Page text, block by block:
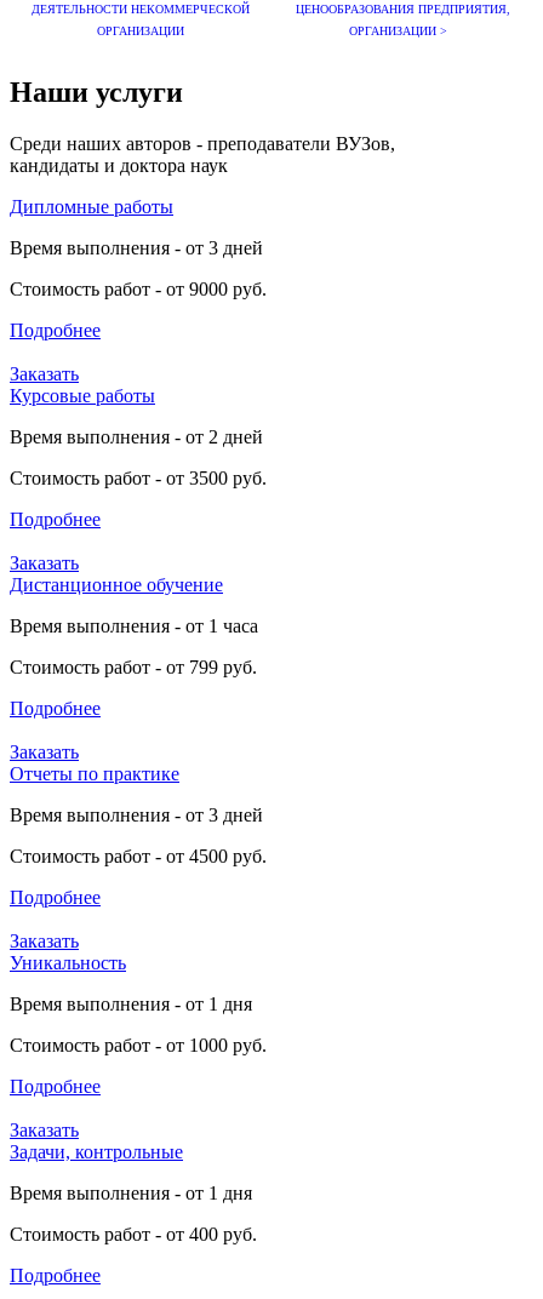
ДЕЯТЕЛЬНОСТИ НЕКОММЕРЧЕСКОЙ
ОРГАНИЗАЦИИ
ЦЕНООБРАЗОВАНИЯ ПРЕДПРИЯТИЯ,
ОРГАНИЗАЦИИ >
Наши услуги
Среди наших авторов - преподаватели ВУЗов,
кандидаты и доктора наук
Дипломные работы
Время выполнения - от 3 дней
Стоимость работ - от 9000 руб.
Подробнее
Заказать
Курсовые работы
Время выполнения - от 2 дней
Стоимость работ - от 3500 руб.
Подробнее
Заказать
Дистанционное обучение
Время выполнения - от 1 часа
Стоимость работ - от 799 руб.
Подробнее
Заказать
Отчеты по практике
Время выполнения - от 3 дней
Стоимость работ - от 4500 руб.
Подробнее
Заказать
Уникальность
Время выполнения - от 1 дня
Стоимость работ - от 1000 руб.
Подробнее
Заказать
Задачи, контрольные
Время выполнения - от 1 дня
Стоимость работ - от 400 руб.
Подробнее